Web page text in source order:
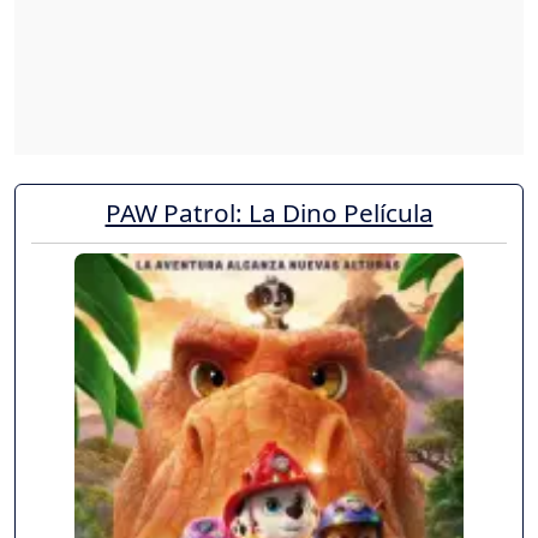
PAW Patrol: La Dino Película